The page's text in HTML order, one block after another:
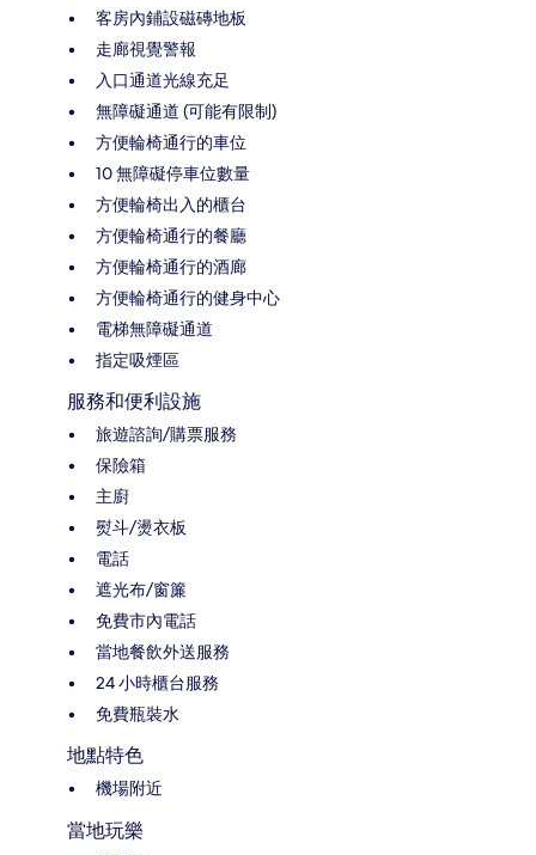
客房內鋪設磁磚地板
走廊視覺警報
入口通道光線充足
無障礙通道 (可能有限制)
方便輪椅通行的車位
10 無障礙停車位數量
方便輪椅出入的櫃台
方便輪椅通行的餐廳
方便輪椅通行的酒廊
方便輪椅通行的健身中心
電梯無障礙通道
指定吸煙區
服務和便利設施
旅遊諮詢/購票服務
保險箱
主廚
熨斗/燙衣板
電話
遮光布/窗簾
免費市內電話
當地餐飲外送服務
24 小時櫃台服務
免費瓶裝水
地點特色
機場附近
當地玩樂